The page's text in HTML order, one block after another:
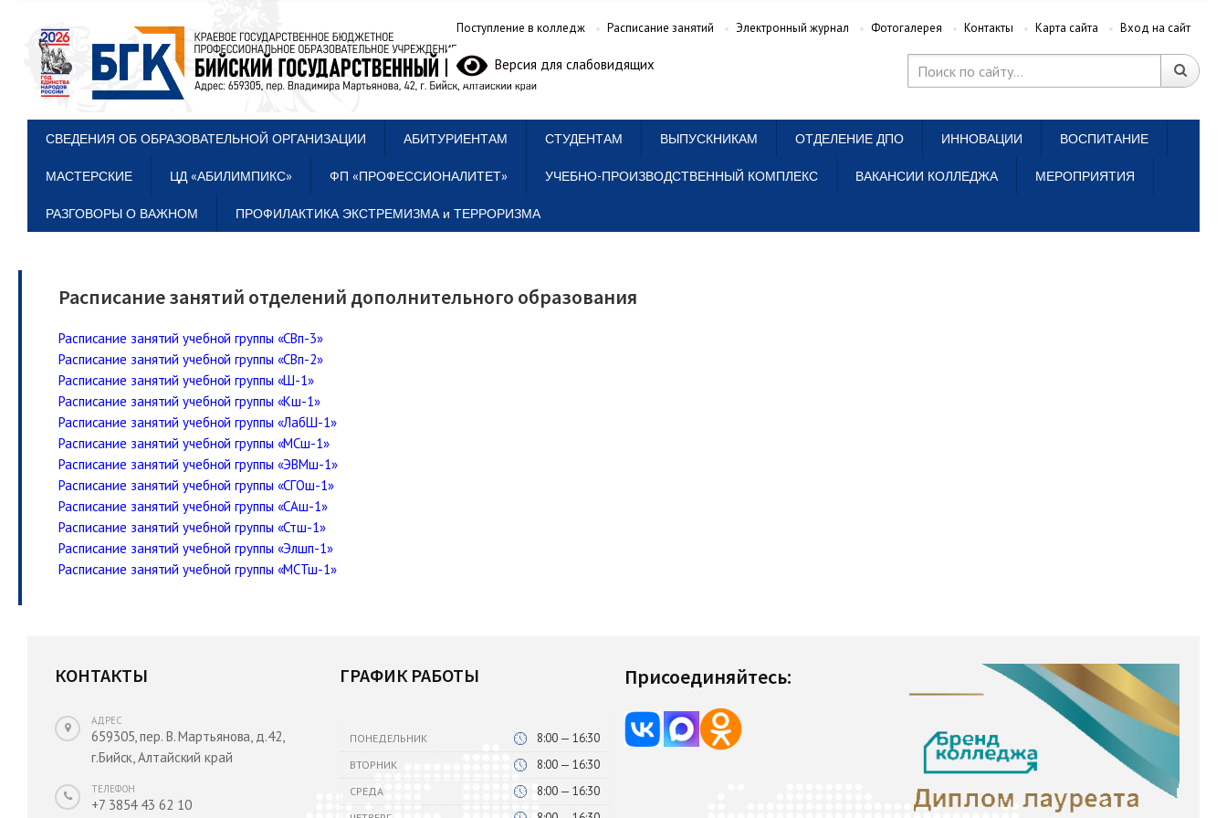
Поступление в колледж Расписание занятий Электронный журнал Фотогалерея Контакты Карта сайта Вход на сайт
Версия для слабовидящих
СВЕДЕНИЯ ОБ ОБРАЗОВАТЕЛЬНОЙ ОРГАНИЗАЦИИ АБИТУРИЕНТАМ СТУДЕНТАМ ВЫПУСКНИКАМ ОТДЕЛЕНИЕ ДПО ИННОВАЦИИ ВОСПИТАНИЕ
МАСТЕРСКИЕ ЦД «АБИЛИМПИКС» ФП «ПРОФЕССИОНАЛИТЕТ» УЧЕБНО-ПРОИЗВОДСТВЕННЫЙ КОМПЛЕКС ВАКАНСИИ КОЛЛЕДЖА МЕРОПРИЯТИЯ
РАЗГОВОРЫ О ВАЖНОМ ПРОФИЛАКТИКА ЭКСТРЕМИЗМА и ТЕРРОРИЗМА
Расписание занятий отделений дополнительного образования
Расписание занятий учебной группы «СВп-3»
Расписание занятий учебной группы «СВп-2»
Расписание занятий учебной группы «Ш-1»
Расписание занятий учебной группы «Кш-1»
Расписание занятий учебной группы «ЛабШ-1»
Расписание занятий учебной группы «МСш-1»
Расписание занятий учебной группы «ЭВМш-1»
Расписание занятий учебной группы «СГОш-1»
Расписание занятий учебной группы «САш-1»
Расписание занятий учебной группы «Стш-1»
Расписание занятий учебной группы «Элшп-1»
Расписание занятий учебной группы «МСТш-1»
КОНТАКТЫ
АДРЕС
659305, пер. В. Мартьянова, д.42,
г.Бийск, Алтайский край
ТЕЛЕФОН
+7 3854 43 62 10
ГРАФИК РАБОТЫ
ПОНЕДЕЛЬНИК 8:00 — 16:30
ВТОРНИК 8:00 — 16:30
СРЕДА 8:00 — 16:30
Присоединяйтесь: